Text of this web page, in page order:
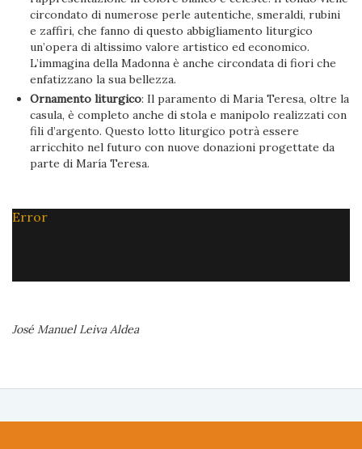
circondato di numerose perle autentiche, smeraldi, rubini
e zaffiri, che fanno di questo abbigliamento liturgico
un’opera di altissimo valore artistico ed economico.
L’immagina della Madonna è anche circondata di fiori che
enfatizzano la sua bellezza.
Ornamento liturgico: Il paramento di Maria Teresa, oltre la
casula, è completo anche di stola e manipolo realizzati con
fili d’argento. Questo lotto liturgico potrà essere
arricchito nel futuro con nuove donazioni progettate da
parte di María Teresa.
Error
José Manuel Leiva Aldea